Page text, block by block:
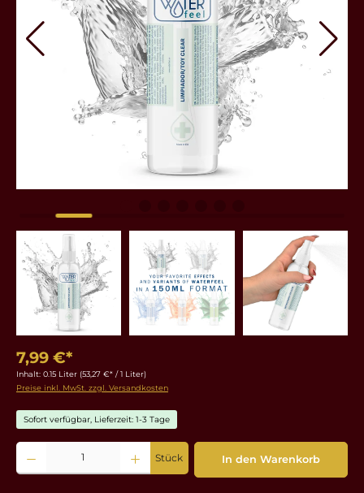
7,99 €*
Inhalt: 0.15 Liter (53,27 €* / 1 Liter)
Preise inkl. MwSt. zzgl. Versandkosten
Sofort verfügbar, Lieferzeit: 1-3 Tage
Produkt Anzahl: Gib den gewünschten Wert ein oder benutze die Schaltflächen um
Stück In den Warenkorb